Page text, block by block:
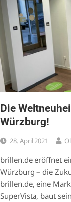
Die
Würzburg!
28. April 2021
brillen.de eröffnet
Würzburg – die
brillen.de, eine
SuperVista, baut